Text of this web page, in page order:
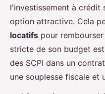
l'investissement à crédit
option attractive. Cela
locatifs pour
stricte de son budget
des SCPI dans un
une souplesse fiscale et